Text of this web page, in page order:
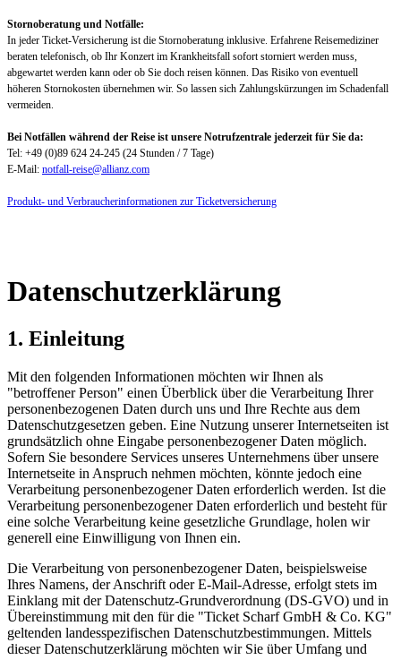
Stornoberatung und Notfälle:
In jeder Ticket-Versicherung ist die Stornoberatung inklusive. Erfahrene Reisemediziner
beraten telefonisch, ob Ihr Konzert im Krankheitsfall sofort storniert werden muss,
abgewartet werden kann oder ob Sie doch reisen können. Das Risiko von eventuell
höheren Stornokosten übernehmen wir. So lassen sich Zahlungskürzungen im Schadenfall
vermeiden.
Bei Notfällen während der Reise ist unsere Notrufzentrale jederzeit für Sie da:
Tel: +49 (0)89 624 24-245 (24 Stunden / 7 Tage)
E-Mail: notfall-reise@allianz.com
Produkt- und Verbraucherinformationen zur Ticketversicherung
Datenschutzerklärung
1. Einleitung
Mit den folgenden Informationen möchten wir Ihnen als
"betroffener Person" einen Überblick über die Verarbeitung Ihrer
personenbezogenen Daten durch uns und Ihre Rechte aus dem
Datenschutzgesetzen geben. Eine Nutzung unserer Internetseiten ist
grundsätzlich ohne Eingabe personenbezogener Daten möglich.
Sofern Sie besondere Services unseres Unternehmens über unsere
Internetseite in Anspruch nehmen möchten, könnte jedoch eine
Verarbeitung personenbezogener Daten erforderlich werden. Ist die
Verarbeitung personenbezogener Daten erforderlich und besteht für
eine solche Verarbeitung keine gesetzliche Grundlage, holen wir
generell eine Einwilligung von Ihnen ein.
Die Verarbeitung von personenbezogener Daten, beispielsweise
Ihres Namens, der Anschrift oder E-Mail-Adresse, erfolgt stets im
Einklang mit der Datenschutz-Grundverordnung (DS-GVO) und in
Übereinstimmung mit den für die "Ticket Scharf GmbH & Co. KG"
geltenden landesspezifischen Datenschutzbestimmungen. Mittels
dieser Datenschutzerklärung möchten wir Sie über Umfang und